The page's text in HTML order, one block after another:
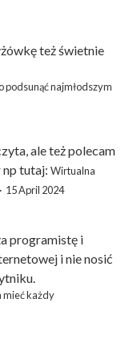
też świetnie
podsunąć najmłodszym
ale też polecam
np tutaj: Wirtualna
· 15 April 2024
programistę i
i nie nosić
mieć każdy